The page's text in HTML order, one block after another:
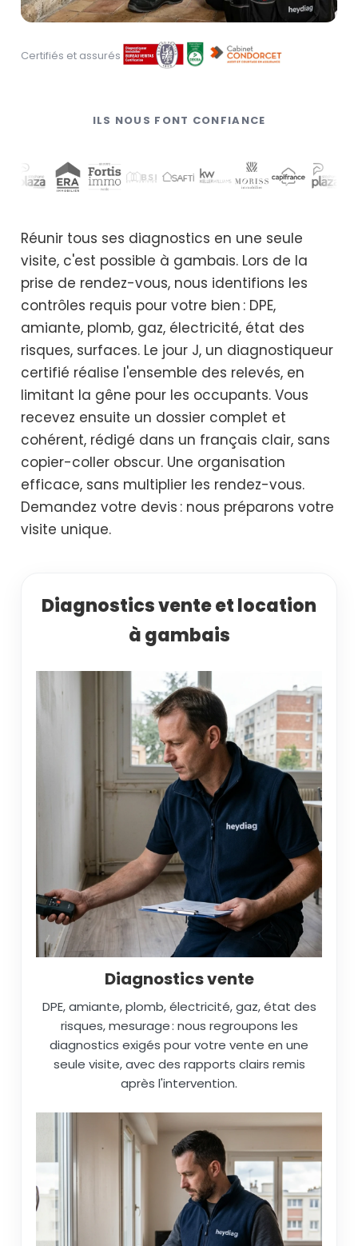
Certifiés et assurés
ILS NOUS FONT CONFIANCE
Réunir tous ses diagnostics en une seule
visite, c'est possible à gambais. Lors de la
prise de rendez-vous, nous identifions les
contrôles requis pour votre bien : DPE,
amiante, plomb, gaz, électricité, état des
risques, surfaces. Le jour J, un diagnostiqueur
certifié réalise l'ensemble des relevés, en
limitant la gêne pour les occupants. Vous
recevez ensuite un dossier complet et
cohérent, rédigé dans un français clair, sans
copier-coller obscur. Une organisation
efficace, sans multiplier les rendez-vous.
Demandez votre devis : nous préparons votre
visite unique.
Diagnostics vente et location
à gambais
Diagnostics vente
DPE, amiante, plomb, électricité, gaz, état des
risques, mesurage : nous regroupons les
diagnostics exigés pour votre vente en une
seule visite, avec des rapports clairs remis
après l'intervention.